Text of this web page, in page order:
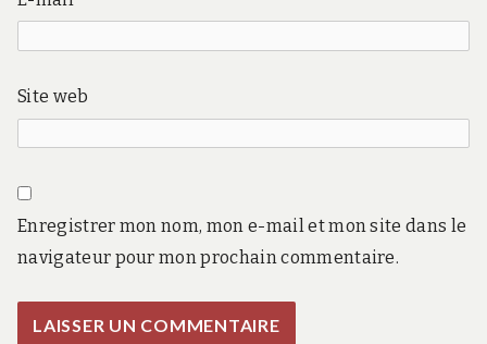
Site web
Enregistrer mon nom, mon e-mail et mon site dans le
navigateur pour mon prochain commentaire.